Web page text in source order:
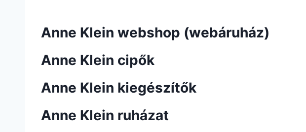
Anne Klein webshop (webáruház)
Anne Klein cipők
Anne Klein kiegészítők
Anne Klein ruházat